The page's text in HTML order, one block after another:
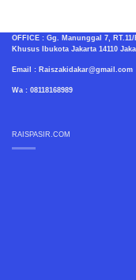
OFFICE : Gg. Manunggal 7,
Khusus Ibukota Jakarta 14110
Email : Raiszakidakar@gmail.com
Wa : 08118168989
RAISPASIR.COM